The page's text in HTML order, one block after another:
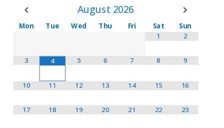
August 2026
Mon Tue Wed Thu Fri Sat
Sun
1
2
3 4 5 6 7 8 9
10 11 12 13 14 15 16
17 18 19 20 21 22 23